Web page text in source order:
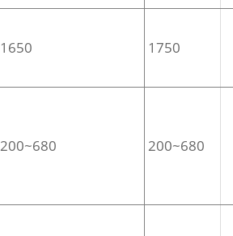
1650 1750
200~680 200~680